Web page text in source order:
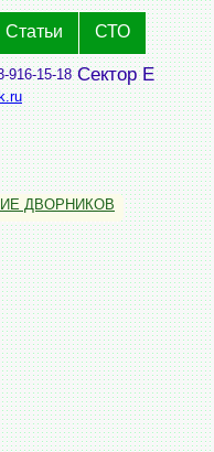
Статьи СТО
Сектор Е
916-15-18
ДВОРНИКОВ